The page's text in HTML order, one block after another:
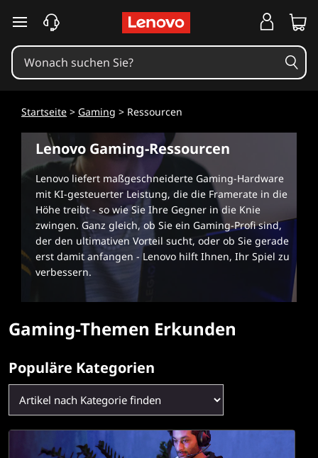
e
n
m
n
R
e
zum Hauptinhalt springen
Startseite > Gaming > Ressourcen
Lenovo Gaming-Ressourcen
Lenovo liefert maßgeschneiderte Gaming-Hardware
mit KI-gesteuerter Leistung, die die Framerate in die
Höhe treibt - so wie Sie Ihre Gegner in die Knie
zwingen. Ganz gleich, ob Sie ein Gaming-Profi sind,
der den ultimativen Vorteil sucht, oder ob Sie gerade
erst damit anfangen - Lenovo hilft Ihnen, Ihr Spiel zu
verbessern.
Gaming-Themen Erkunden
Populäre Kategorien